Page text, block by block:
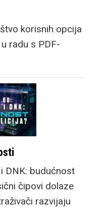
Galaxy Watch
Osim većih
prelazak na
Wear Elite
donosi velik
u performansama
Samsung
Galaxy Watch9 dolazi u
veličine, a
cjelodnevnu
korisnih opcija
radu s PDF-
DNK: budućnost
čipovi dolaze
razvijaju